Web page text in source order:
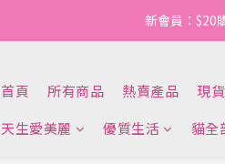
新會員：$20
首頁 所有商品 熱賣產品
現
天生愛美麗
優質生活 貓全